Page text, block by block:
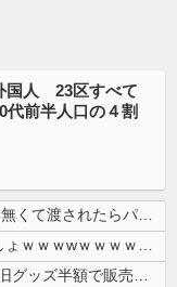
国人 23区すべて
代前半人口の４割
【画像】 今のクソガキ共、これを見たこと無くて渡されたらパニクるらしい...
【画像】 16歳でこのお◯ぱいはいかんでしょｗｗｗwｗｗｗｗｗｗｗｗ❤
れいわ新選組の新党名は「いのちの党」 旧グッズ半額で販売 どうなる秘書...